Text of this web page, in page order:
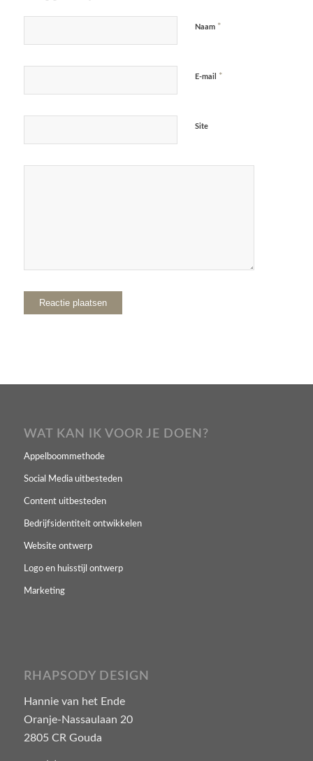
Naam *
E-mail *
Site
WAT KAN IK VOOR JE DOEN?
Appelboommethode
Social Media uitbesteden
Content uitbesteden
Bedrijfsidentiteit ontwikkelen
Website ontwerp
Logo en huisstijl ontwerp
Marketing
RHAPSODY DESIGN
Hannie van het Ende
Oranje-Nassaulaan 20
2805 CR Gouda